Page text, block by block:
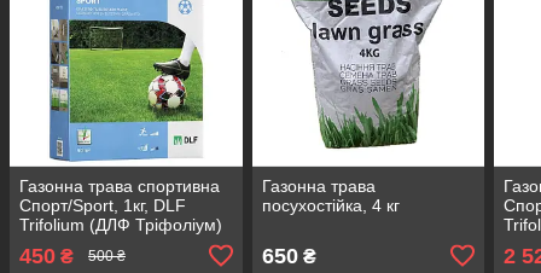
Газонна трава спортивна
Спорт/Sport, 1кг, DLF
Trifolium (ДЛФ Тріфоліум)
450 ₴ 500 ₴
Газонна трава
посухостійка, 4 кг
650₴ 2